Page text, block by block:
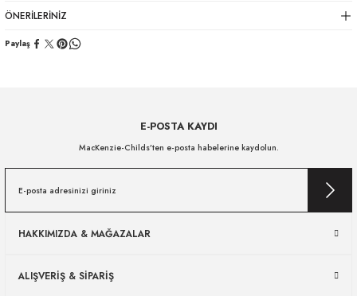
ÖNERILERINIZ
Paylaş
E-POSTA KAYDI
MacKenzie-Childs’ten e-posta habelerine kaydolun.
HAKKIMIZDA & MAĞAZALAR
ALIŞVERİŞ & SİPARİŞ